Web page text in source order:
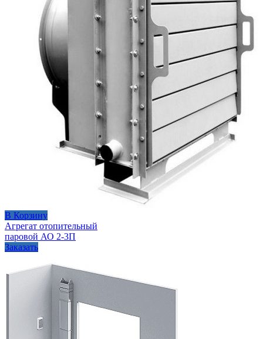
В Корзину
Агрегат отопительный
паровой АО 2-3П
Заказать